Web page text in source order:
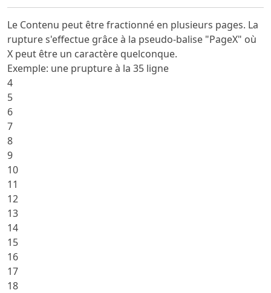
Le Contenu peut être fractionné en plusieurs pages. La
rupture s'effectue grâce à la pseudo-balise "PageX" où
X peut être un caractère quelconque.
Exemple: une prupture à la 35 ligne
4
5
6
7
8
9
10
11
12
13
14
15
16
17
18